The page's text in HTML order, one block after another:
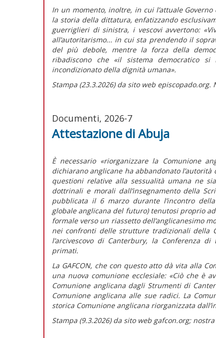
In un momento, inoltre, in cui l’attuale
la storia della dittatura, enfatizzando
guerriglieri di sinistra, i vescovi avvertono:
all’autoritarismo... in cui sta prendendo il
del più debole, mentre la forza della
ribadiscono che «il sistema democratico
incondizionato della dignità umana».
Stampa (23.3.2026) da sito web
Documenti, 2026-7
Attestazione di Abuja
È necessario «riorganizzare la Comunione
dichiarano anglicane ha abbandonato
questioni relative alla sessualità umana ne
dottrinali e morali dall’insegnamento della
pubblicata il 6 marzo durante l’incontro
globale anglicana del futuro) tenutosi proprio
formale verso un riassetto dell’anglicanesimo
nei confronti delle strutture tradizionali della
l’arcivescovo di Canterbury, la Conferenza
primati.
La GAFCON, che con questo atto dà vita alla
una nuova comunione ecclesiale: «Ciò che è
Comunione anglicana dagli Strumenti di
Comunione anglicana alle sue radici. La
storica Comunione anglicana riorganizzata
Stampa (9.3.2026) da sito web gafcon.org;